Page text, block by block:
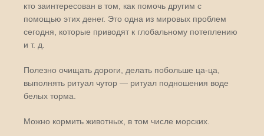
кто заинтересован в том, как помочь другим с
помощью этих денег. Это одна из мировых проблем
сегодня, которые приводят к глобальному потеплению
и т. д.
Полезно очищать дороги, делать побольше ца-ца,
выполнять ритуал чутор — ритуал подношения воде
белых торма.
Можно кормить животных, в том числе морских.